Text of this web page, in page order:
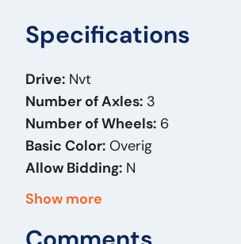
Specifications
Drive: Nvt
Number of Axles: 3
Number of Wheels: 6
Basic Color: Overig
Allow Bidding: N
Year of Manufacture:
Bodywork:Schuifzeilen
Show more